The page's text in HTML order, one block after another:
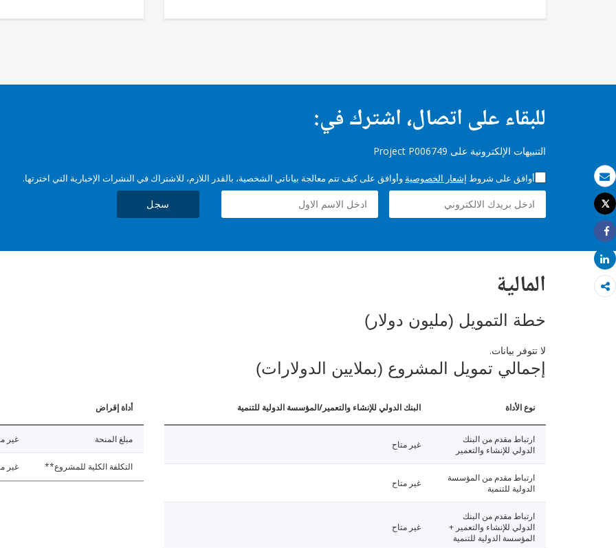
بريد الكتروني
طباعة
Tweet
Share
Share
للبقاء على اتصال، اشترك في:
التنبيهات الإلكترونية على Project P006749
أوافق على شروط إشعار الخصوصية وأوافق على كيف تتم معالجة بياناتي الشخصية، بالقدر اللازم، للاشتراك في النشرات الإخبارية التي اخترتها.
سجل
المالية
خطة التمويل (مليون دولار)
لا تتوفر بيانات.
إجمالي تمويل المشروع (بملايين الدولارات)
نوع الأداة البنك الدولي للإنشاء والتعمير/المؤسسة الدولية للتنمية
ارتباط مقدم من البنك
الدولي للإنشاء والتعمير
غير متاح
ارتباط مقدم من المؤسسة
الدولية للتنمية
غير متاح
ارتباط مقدم من البنك
الدولي للإنشاء والتعمير +
المؤسسة الدولية للتنمية
غير متاح
أداة إقراض
مبلغ المنحة غير
التكلفة الكلية للمشروع** غير